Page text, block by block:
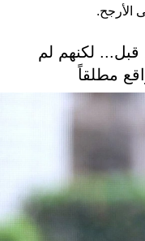
الأرجح.
لكنهم لم
مطلقاً